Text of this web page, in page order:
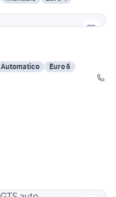
Automatico
Euro 6